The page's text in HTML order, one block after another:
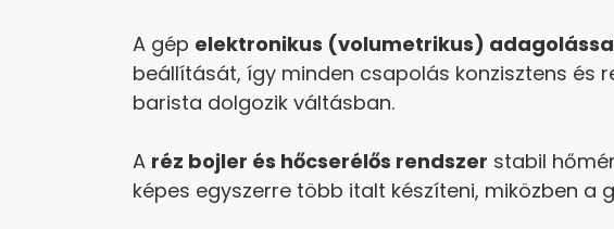
A gép elektronikus (volumetrikus)
beállítását, így minden csapolás konzisztens és
barista dolgozik váltásban.
A réz bojler és hőcserélős rendszer stabil
képes egyszerre több italt készíteni, miközben a